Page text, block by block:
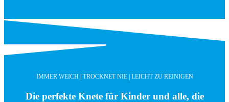
IMMER WEICH | TROCKNET NIE | LEICHT ZU REINIGEN
Die perfekte Knete für Kinder und alle, die